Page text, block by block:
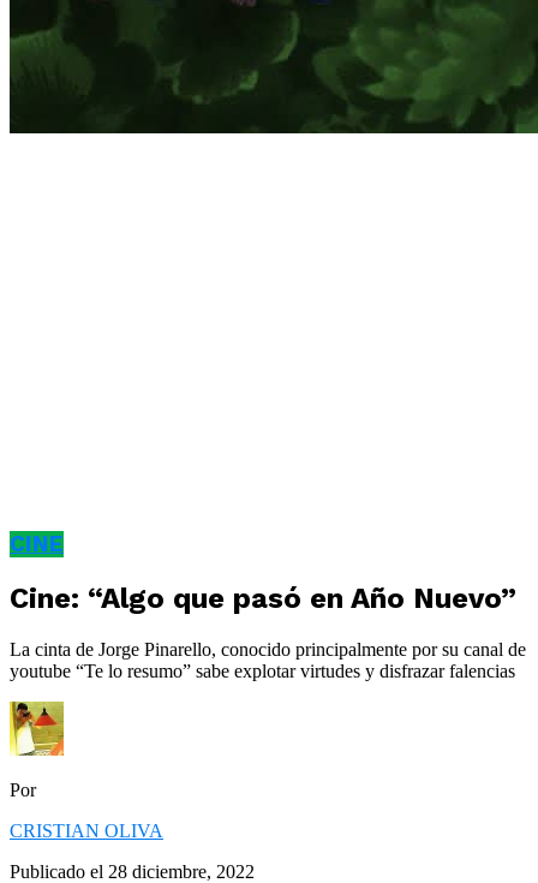
CINE
Cine: “Algo que pasó en Año Nuevo”
La cinta de Jorge Pinarello, conocido principalmente por su canal de
youtube “Te lo resumo” sabe explotar virtudes y disfrazar falencias
Por
CRISTIAN OLIVA
Publicado el 28 diciembre, 2022